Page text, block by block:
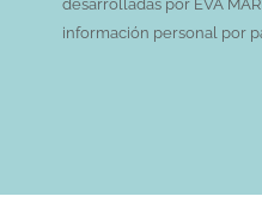
desarrolladas por EVA
información personal por